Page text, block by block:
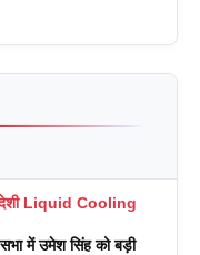
Liquid Cooling
में उमेश सिंह को बड़ी